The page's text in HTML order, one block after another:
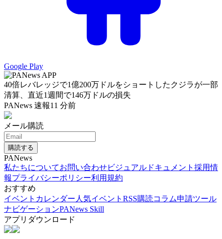
Google Play
40倍レバレッジで1億200万ドルをショートしたクジラが一部
清算、直近1週間で146万ドルの損失
PANews 速報11 分前
メール購読
購読する
PANews
私たちについてお問い合わせビジュアルドキュメント 採用情
報プライバシーポリシー利用規約
おすすめ
イベントカレンダー 人気イベント RSS購読コラム申請ツール
ナビゲーションPANews Skill
アプリダウンロード